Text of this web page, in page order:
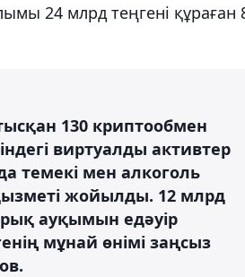
24 млрд теңгені құраған
130 криптообмен
виртуалды активтер
темекі мен алкоголь
жойылды. 12 млрд
ауқымын едәуір
мұнай өнімі заңсыз